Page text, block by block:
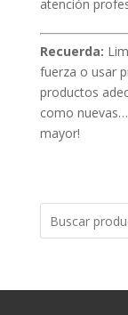
atención
Recuerda:
fuerza o usar
productos
como
mayor!